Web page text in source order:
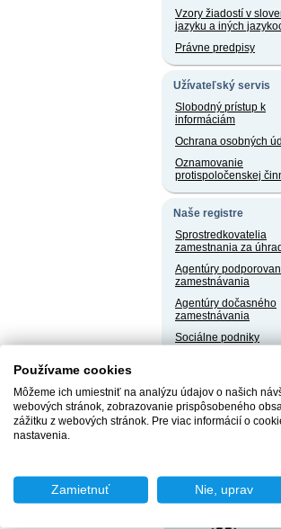
Vzory žiadostí v
jazyku a iných
Právne predpisy
Užívateľský servis
Slobodný prístup k
informáciám
Ochrana osobných
Oznamovanie
protispoločenskej
Naše registre
Sprostredkovatelia
zamestnania za
Agentúry
zamestnávania
Agentúry dočasného
zamestnávania
Sociálne podniky
Používame cookies
Môžeme ich umiestniť na analýzu údajov o našich
webových stránok, zobrazovanie prispôsobeného
zážitku z webových stránok. Pre viac informácií o
nastavenia.
Zamietnuť Nie, uprav